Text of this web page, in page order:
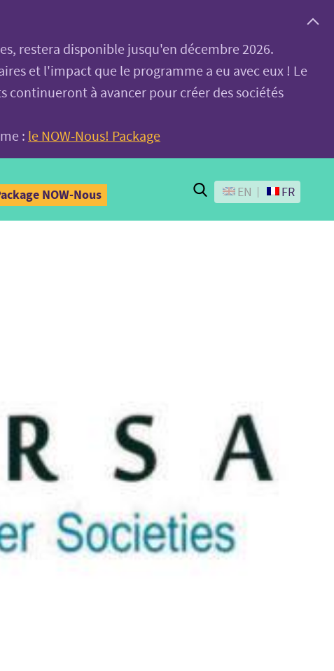
restera disponible jusqu'en décembre 2026.
et l'impact que le programme a eu avec eux ! Le
à avancer pour créer des sociétés
: le NOW-Nous! Package
NOW-Nous Search
EN FR